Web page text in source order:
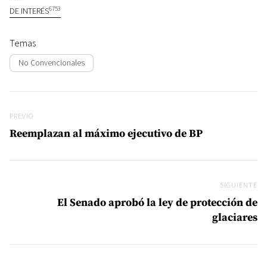
DE INTERÉS6753
Temas
No Convencionales
Previo
PREVIO
Reemplazan al máximo ejecutivo de BP
SIGUIENTE
El Senado aprobó la ley de protección de
glaciares